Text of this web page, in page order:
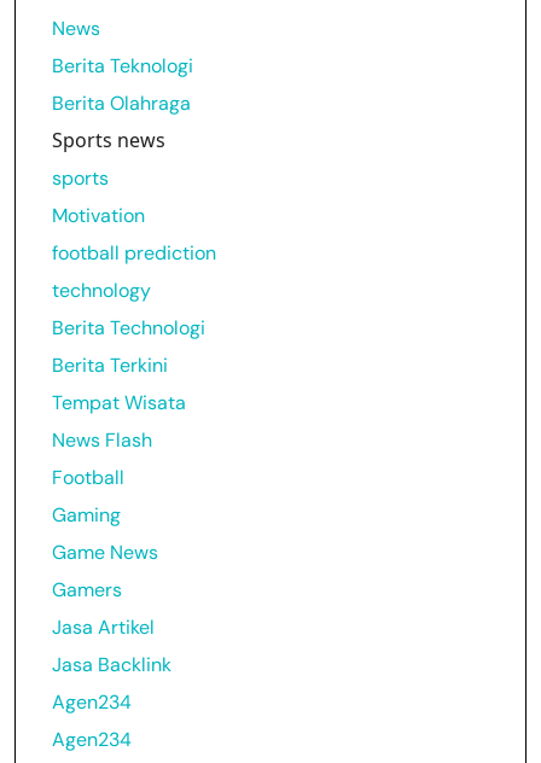
News
Berita Teknologi
Berita Olahraga
Sports news
sports
Motivation
football prediction
technology
Berita Technologi
Berita Terkini
Tempat Wisata
News Flash
Football
Gaming
Game News
Gamers
Jasa Artikel
Jasa Backlink
Agen234
Agen234